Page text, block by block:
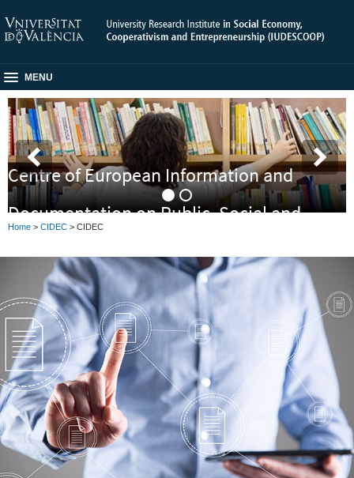
MENU
Centre of European Information and
Documentation on Public, Social and
Cooperative Economy (CIDEC)
Home > CIDEC > CIDEC